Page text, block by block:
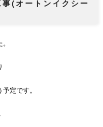
(オートンイクシー
定です。